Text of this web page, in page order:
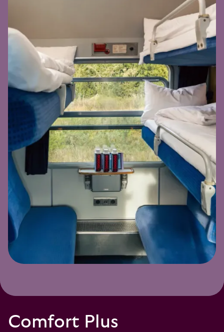
Comfort Plus